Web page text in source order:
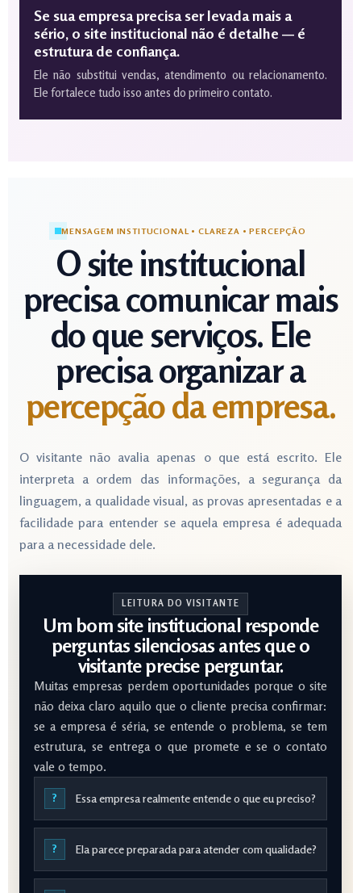
Se sua empresa precisa ser levada mais a
sério, o site institucional não é detalhe — é
estrutura de confiança.
Ele não substitui vendas, atendimento ou relacionamento.
Ele fortalece tudo isso antes do primeiro contato.
MENSAGEM INSTITUCIONAL • CLAREZA • PERCEPÇÃO
O site institucional
precisa comunicar mais
do que serviços. Ele
precisa organizar a
percepção da empresa.
O visitante não avalia apenas o que está escrito. Ele
interpreta a ordem das informações, a segurança da
linguagem, a qualidade visual, as provas apresentadas e a
facilidade para entender se aquela empresa é adequada
para a necessidade dele.
LEITURA DO VISITANTE
Um bom site institucional responde
perguntas silenciosas antes que o
visitante precise perguntar.
Muitas empresas perdem oportunidades porque o site
não deixa claro aquilo que o cliente precisa confirmar:
se a empresa é séria, se entende o problema, se tem
estrutura, se entrega o que promete e se o contato
vale o tempo.
? Essa empresa realmente entende o que eu preciso?
? Ela parece preparada para atender com qualidade?